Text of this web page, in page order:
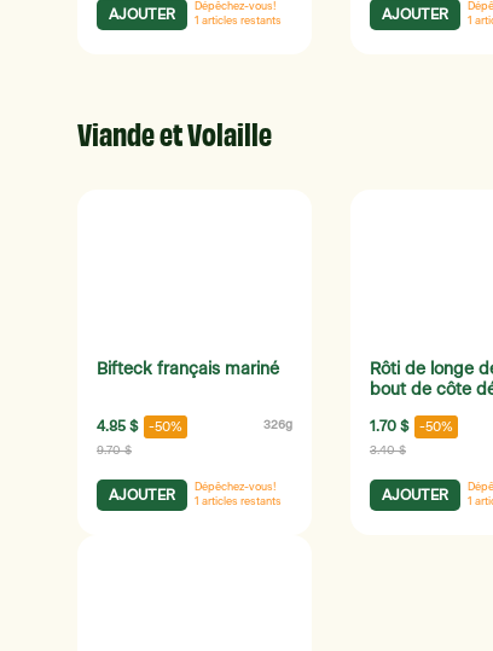
AJOUTER
Dépêchez-vous!
1 articles restants AJOUTER
1
Viande et Volaille
Bifteck français mariné
4.85 $ -50% 326g
9.70 $
AJOUTER
Dépêchez-vous!
1 articles restants
Rôti de longe
bout de côte
1.70 $ -50%
3.40 $
AJOUTER
1